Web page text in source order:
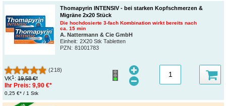
Thomapyrin INTENSIV - bei starken Kopfschmerzen &
Migräne 2x20 Stück
Die hochdosierte 3-fach Kombination wirkt bereits nach
ca. 15 min
A. Nattermann & Cie GmbH
Einheit: 2X20 Stk Tabletten
PZN: 81001783
(218)
VK1: 19,58 €*
Ihr Preis: 9,90 €*
0,25 €* / 1 Stk